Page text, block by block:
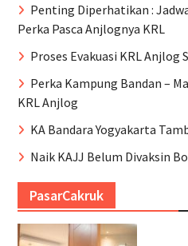
Penting Diperhatikan :
Perka Pasca Anjlognya KRL
Proses Evakuasi KRL Anjlog
Perka Kampung Bandan –
KRL Anjlog
KA Bandara Yogyakarta
Naik KAJJ Belum Divaksin
PasarCakruk